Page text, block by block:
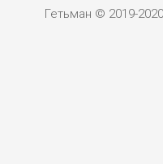
Гетьман © 2019-